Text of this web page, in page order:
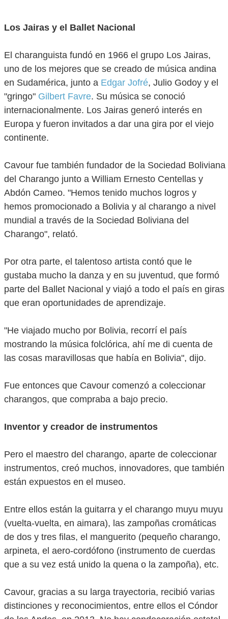
Los Jairas y el Ballet Nacional
El charanguista fundó en 1966 el grupo Los Jairas,
uno de los mejores que se creado de música andina
en Sudamérica, junto a Edgar Jofré, Julio Godoy y el
"gringo" Gilbert Favre. Su música se conoció
internacionalmente. Los Jairas generó interés en
Europa y fueron invitados a dar una gira por el viejo
continente.
Cavour fue también fundador de la Sociedad Boliviana
del Charango junto a William Ernesto Centellas y
Abdón Cameo. "Hemos tenido muchos logros y
hemos promocionado a Bolivia y al charango a nivel
mundial a través de la Sociedad Boliviana del
Charango", relató.
Por otra parte, el talentoso artista contó que le
gustaba mucho la danza y en su juventud, que formó
parte del Ballet Nacional y viajó a todo el país en giras
que eran oportunidades de aprendizaje.
"He viajado mucho por Bolivia, recorrí el país
mostrando la música folclórica, ahí me di cuenta de
las cosas maravillosas que había en Bolivia", dijo.
Fue entonces que Cavour comenzó a coleccionar
charangos, que compraba a bajo precio.
Inventor y creador de instrumentos
Pero el maestro del charango, aparte de coleccionar
instrumentos, creó muchos, innovadores, que también
están expuestos en el museo.
Entre ellos están la guitarra y el charango muyu muyu
(vuelta-vuelta, en aimara), las zampoñas cromáticas
de dos y tres filas, el manguerito (pequeño charango,
arpineta, el aero-cordófono (instrumento de cuerdas
que a su vez está unido la quena o la zampoña), etc.
Cavour, gracias a su larga trayectoria, recibió varias
distinciones y reconocimientos, entre ellos el Cóndor